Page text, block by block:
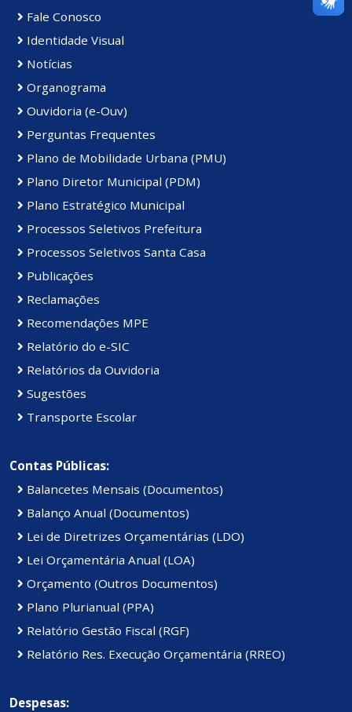
Fale Conosco
Identidade Visual
Notícias
Organograma
Ouvidoria (e-Ouv)
Perguntas Frequentes
Plano de Mobilidade Urbana (PMU)
Plano Diretor Municipal (PDM)
Plano Estratégico Municipal
Processos Seletivos Prefeitura
Processos Seletivos Santa Casa
Publicações
Reclamações
Recomendações MPE
Relatório do e-SIC
Relatórios da Ouvidoria
Sugestões
Transporte Escolar
Contas Públicas:
Balancetes Mensais (Documentos)
Balanço Anual (Documentos)
Lei de Diretrizes Orçamentárias (LDO)
Lei Orçamentária Anual (LOA)
Orçamento (Outros Documentos)
Plano Plurianual (PPA)
Relatório Gestão Fiscal (RGF)
Relatório Res. Execução Orçamentária (RREO)
Despesas: